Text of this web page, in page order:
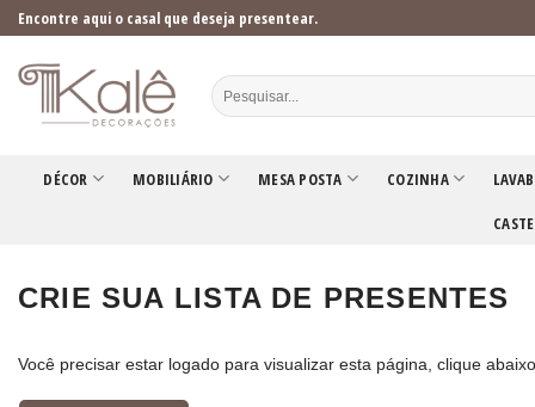
Skip
to
content
Encontre aqui o casal que deseja presentear.
DÉCOR MOBILIÁRIO MESA POSTA COZINHA
CRIE SUA LISTA DE PRESENTES
Você precisar estar logado para visualizar esta página, clique